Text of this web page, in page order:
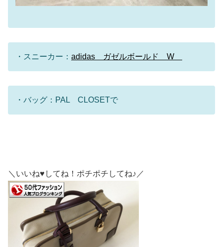
・スニーカー： adidas ガゼルボールド W
・バッグ：PAL CLOSETで
＼いいね♥してね！ポチポチしてね♪／